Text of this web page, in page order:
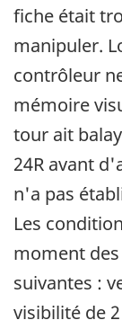
fiche était
manipuler.
contrôleur
mémoire
tour ait
24R avant
n'a pas
Les
moment
suivantes :
visibilité de